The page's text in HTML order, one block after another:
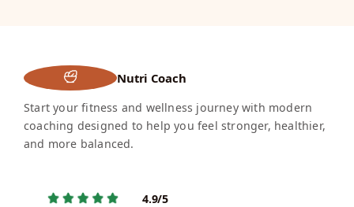
Nutri Coach
Start your fitness and wellness journey with modern
coaching designed to help you feel stronger, healthier,
and more balanced.
4.9/5